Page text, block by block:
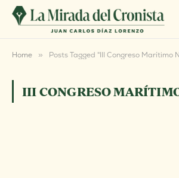
Home » Posts Tagged "III Congreso Marítimo
III CONGRESO